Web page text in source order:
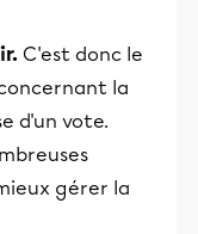
C'est donc le
la
d'un vote.
gérer la